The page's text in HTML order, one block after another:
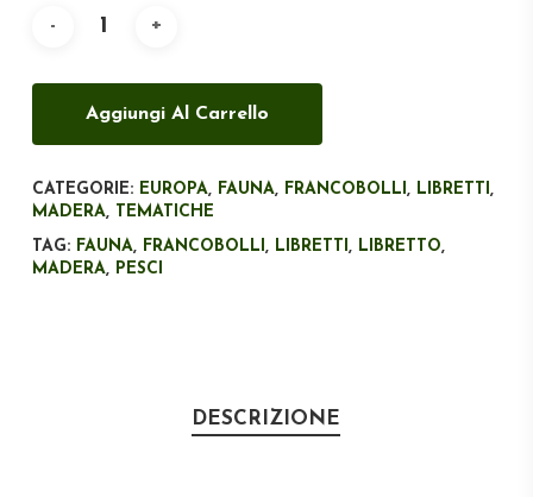
€7,00.
Aggiungi Al Carrello
CATEGORIE: EUROPA, FAUNA, FRANCOBOLLI , LIBRETTI ,
MADERA, TEMATICHE
TAG: FAUNA, FRANCOBOLLI , LIBRETTI , LIBRETTO,
MADERA, PESCI
DESCRIZIONE